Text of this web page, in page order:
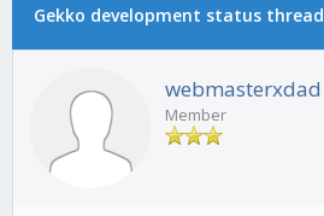
Gekko development status thread
webmasterxdad
Member